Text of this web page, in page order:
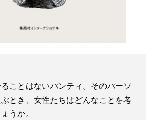
ことはないパンティ。そのパーソ
とき、女性たちはどんなことを考
うか。